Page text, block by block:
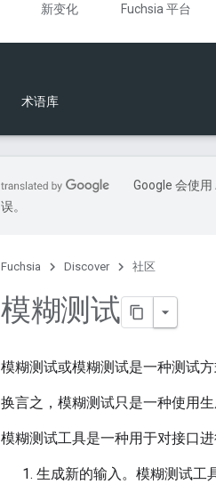
新变化
Fuchsia 平台
术语库
Google 会使
误。
Fuchsia Discover 社区
模糊测试
模糊测试或模糊测试是一种测试
换言之，模糊测试只是一种使用
模糊测试工具是一种用于对接口
生成新的输入。模糊测试工